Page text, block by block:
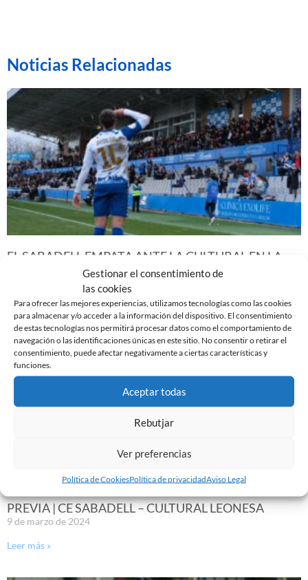
Gestionar el consentimiento de
las cookies
Para ofrecer las mejores experiencias, utilizamos tecnologías como las cookies
para almacenar y/o acceder a la información del dispositivo. El consentimiento
de estas tecnologías nos permitirá procesar datos como el comportamiento de
navegación o las identificaciones únicas en este sitio. No consentir o retirar el
consentimiento, puede afectar negativamente a ciertas características y
funciones.
Aceptar todas
Rebutjar
Ver preferencias
Política de CookiesPolítica de privacidadAviso Legal
Noticias Relacionadas
EL SABADELL EMPATA ANTE LA CULTURAL EN LA
NOVA CREU ALTA
10 de marzo de 2024
Leer más »
PREVIA | CE SABADELL – CULTURAL LEONESA
9 de marzo de 2024
Leer más »